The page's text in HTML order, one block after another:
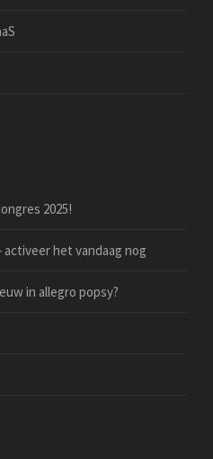
2025!
het vandaag nog
in allegro popsy?